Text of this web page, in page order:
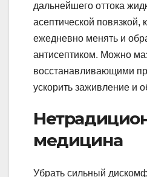
дальнейшего оттока
асептической повязкой,
ежедневно менять и
антисептиком. Можно
восстанавливающими
ускорить заживление и
медицина
Убрать сильный